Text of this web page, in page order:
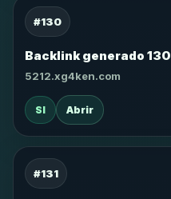
#130
Backlink generado 130
5212.xg4ken.com
SI Abrir
#131